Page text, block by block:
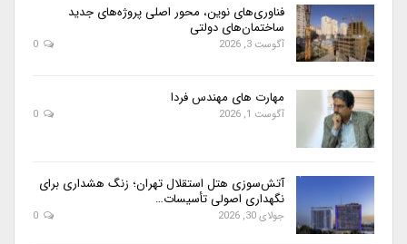
فناوری‌های نوین، محور اصلی پروژه‌های جدید
ساختمان‌های دولتی
آگوست 3, 2026
مهارت های مهندس فردا
آگوست 1, 2026
آتش‌سوزی هتل استقلال تهران؛ زنگ هشداری برای
نگهداری اصولی تأسیسات…
جولای 30, 2026